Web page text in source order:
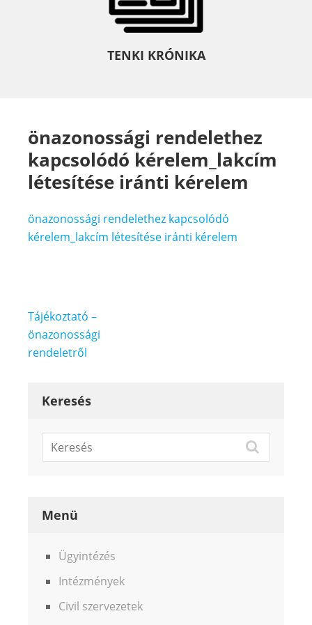
TENKI KRÓNIKA
önazonossági rendelethez
kapcsolódó kérelem_lakcím
létesítése iránti kérelem
önazonossági rendelethez kapcsolódó
kérelem_lakcím létesítése iránti kérelem
Bejegyzés
navigáció
Tájékoztató –
önazonossági
rendeletről
Keresés
Menü
Ügyintézés
Intézmények
Civil szervezetek